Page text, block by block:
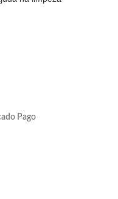
Pago